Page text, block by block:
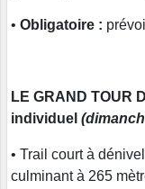
• Obligatoire :
LE GRAND TOUR
individuel
• Trail court à
culminant à 265